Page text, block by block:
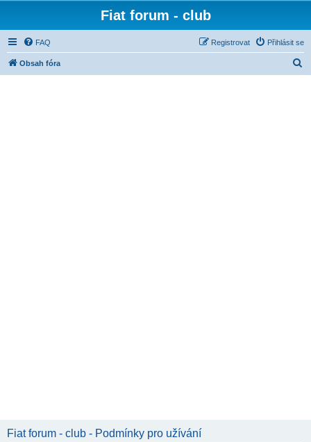
Fiat forum - club
FAQ Přihlásit se
Registrovat
Obsah fóra
Fiat forum - club - Podmínky pro užívání